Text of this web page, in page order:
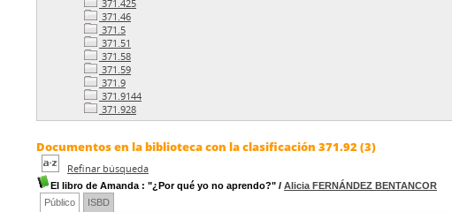
371.425
371.46
371.5
371.51
371.58
371.59
371.9
371.9144
371.928
Documentos en la biblioteca con la clasificación 371.92 (3)
Refinar búsqueda
El libro de Amanda : "¿Por qué yo no aprendo?" / Alicia FERNÁNDEZ BENTANCOR
Público
ISBD